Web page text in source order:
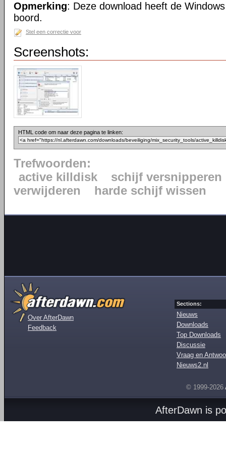
Opmerking: Deze download heeft de
boord.
Stel een correctie voor
Screenshots:
HTML code om naar deze pagina te linken:
Trefwoorden:
active killdisk
schijf versnipperen
verwijderen
harde schijf wissen
Over AfterDawn
Feedback
Sections:
Nieuws
Downloads
Top Downloads
Discussie
Vraag en
Nieuws2.nl
© 1999-2026
AfterDawn is